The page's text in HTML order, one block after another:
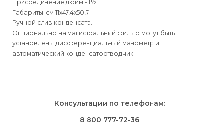
Присоединение,дюйм - 1½”
Габариты, см 11х47,4х50,7
Ручной слив конденсата.
Опционально на магистральный фильтр могут быть
установлены дифференциальный манометр и
автоматический конденсатоотводчик.
серии MF
Способ оплаты
лиц
Способыдоставки
Доставка осуществляется транспортными компаниями и
оплачивается покупателем при получении заказа.
лиц
Правила возврата товара, приобретённого
лиц
Консультации по телефонам:
8 800 777-72-36